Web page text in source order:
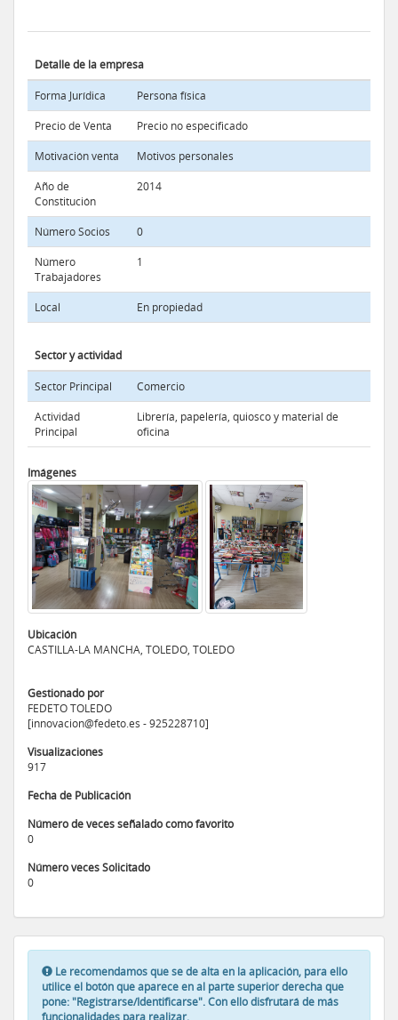
Detalle de la empresa
Forma Jurídica
Persona física
Precio de Venta
Precio no especificado
Motivación venta
Motivos personales
Año de
Constitución
2014
Número Socios
0
Número
Trabajadores
1
Local En propiedad
Sector y actividad
Sector Principal
Comercio
Actividad
Principal
Librería, papelería, quiosco y material de
oficina
Imágenes
Ubicación
CASTILLA-LA MANCHA, TOLEDO, TOLEDO
Gestionado por
FEDETO TOLEDO
[innovacion@fedeto.es - 925228710]
Visualizaciones
917
Fecha de Publicación
Número de veces señalado como favorito
0
Número veces Solicitado
0
Le recomendamos que se de alta en la aplicación, para ello
utilice el botón que aparece en al parte superior derecha que
pone: "Registrarse/Identificarse". Con ello disfrutará de más